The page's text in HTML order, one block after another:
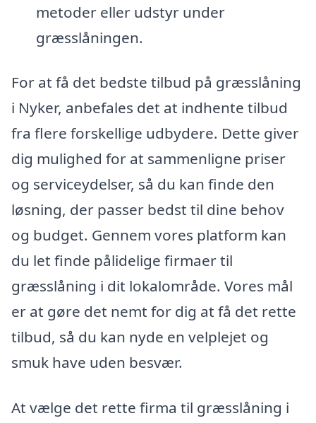
metoder eller udstyr under
græsslåningen.
For at få det bedste tilbud på græsslåning
i Nyker, anbefales det at indhente tilbud
fra flere forskellige udbydere. Dette giver
dig mulighed for at sammenligne priser
og serviceydelser, så du kan finde den
løsning, der passer bedst til dine behov
og budget. Gennem vores platform kan
du let finde pålidelige firmaer til
græsslåning i dit lokalområde. Vores mål
er at gøre det nemt for dig at få det rette
tilbud, så du kan nyde en velplejet og
smuk have uden besvær.
At vælge det rette firma til græsslåning i